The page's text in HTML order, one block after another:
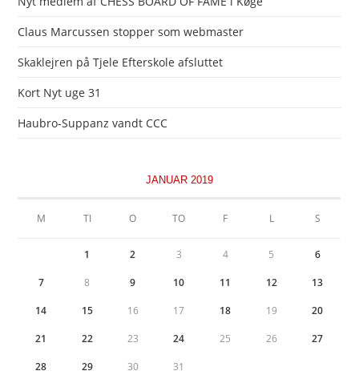
Claus Marcussen stopper som webmaster
Skaklejren på Tjele Efterskole afsluttet
Kort Nyt uge 31
Haubro-Suppanz vandt CCC
JANUAR 2019
M TI O TO F L S
1 2 3 4 5 6
7 8 9 10 11 12 13
14 15 16 17 18 19 20
21 22 23 24 25 26 27
28 29 30 31